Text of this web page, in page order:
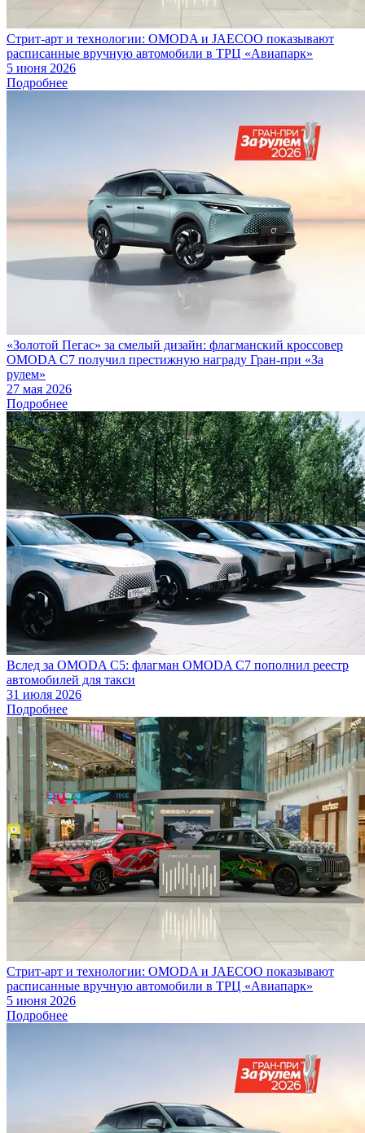
Стрит-арт и технологии: OMODA и JAECOO показывают
расписанные вручную автомобили в ТРЦ «Авиапарк»
5 июня 2026
Подробнее
«Золотой Пегас» за смелый дизайн: флагманский кроссовер
OMODA C7 получил престижную награду Гран-при «За
рулем»
27 мая 2026
Подробнее
Вслед за OMODA C5: флагман OMODA C7 пополнил реестр
автомобилей для такси
31 июля 2026
Подробнее
Стрит-арт и технологии: OMODA и JAECOO показывают
расписанные вручную автомобили в ТРЦ «Авиапарк»
5 июня 2026
Подробнее